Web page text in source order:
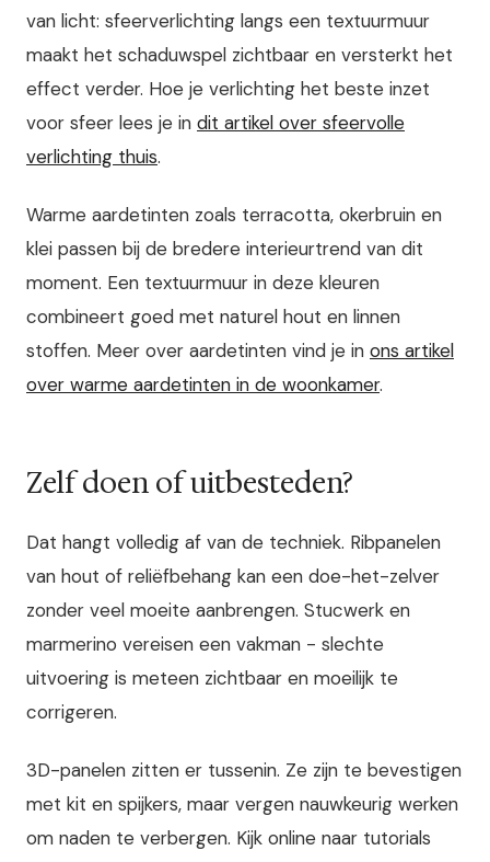
van licht: sfeerverlichting langs een textuurmuur
maakt het schaduwspel zichtbaar en versterkt het
effect verder. Hoe je verlichting het beste inzet
voor sfeer lees je in dit artikel over sfeervolle
verlichting thuis.
Warme aardetinten zoals terracotta, okerbruin en
klei passen bij de bredere interieurtrend van dit
moment. Een textuurmuur in deze kleuren
combineert goed met naturel hout en linnen
stoffen. Meer over aardetinten vind je in ons artikel
over warme aardetinten in de woonkamer.
Zelf doen of uitbesteden?
Dat hangt volledig af van de techniek. Ribpanelen
van hout of reliëfbehang kan een doe-het-zelver
zonder veel moeite aanbrengen. Stucwerk en
marmerino vereisen een vakman - slechte
uitvoering is meteen zichtbaar en moeilijk te
corrigeren.
3D-panelen zitten er tussenin. Ze zijn te bevestigen
met kit en spijkers, maar vergen nauwkeurig werken
om naden te verbergen. Kijk online naar tutorials